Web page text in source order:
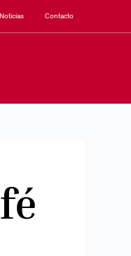
Noticias Contacto